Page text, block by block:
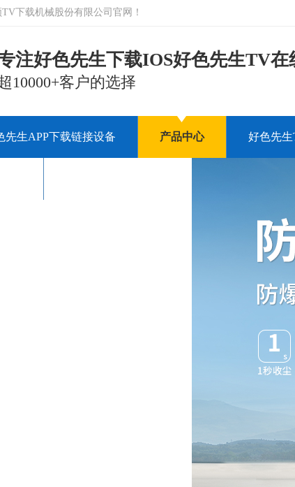
下载机械股份有限公司官网！
注好色先生下载IOS好色先生TV在
10000+客户的选择
先生APP下载链接设备 产品中心 好色先